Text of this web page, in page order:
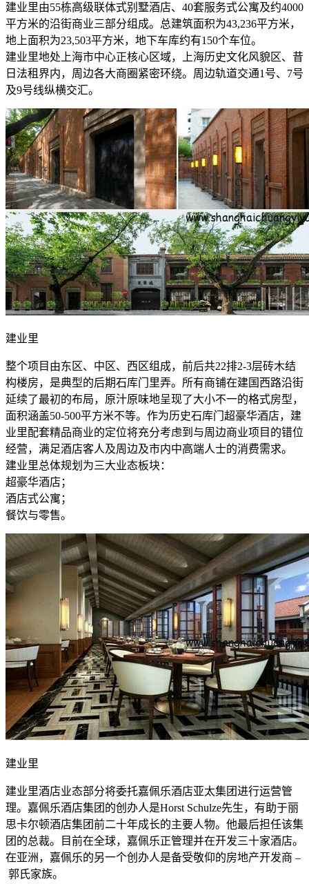
建业里由55栋高级联体式别墅酒店、40套服务式公寓及约4000
平方米的沿街商业三部分组成。总建筑面积为43,236平方米，
地上面积为23,503平方米，地下车库约有150个车位。
建业里地处上海市中心正核心区域，上海历史文化风貌区、昔
日法租界内，周边各大商圈紧密环绕。周边轨道交通1号、7号
及9号线纵横交汇。
建业里
整个项目由东区、中区、西区组成，前后共22排2-3层砖木结
构楼房，是典型的后期石库门里弄。所有商铺在建国西路沿街
延续了最初的布局，原汁原味地呈现了大小不一的格式房型，
面积涵盖50-500平方米不等。作为历史石库门超豪华酒店，建
业里配套精品商业的定位将充分考虑到与周边商业项目的错位
经营，满足酒店客人及周边及市内中高端人士的消费需求。
建业里总体规划为三大业态板块：
超豪华酒店；
酒店式公寓；
餐饮与零售。
建业里
建业里酒店业态部分将委托嘉佩乐酒店亚太集团进行运营管
理。嘉佩乐酒店集团的创办人是Horst Schulze先生，有助于丽
思卡尔顿酒店集团前二十年成长的主要人物。他最后担任该集
团的总裁。目前在全球，嘉佩乐正管理并在开发三十家酒店。
在亚洲，嘉佩乐的另一个创办人是备受敬仰的房地产开发商 –
郭氏家族。